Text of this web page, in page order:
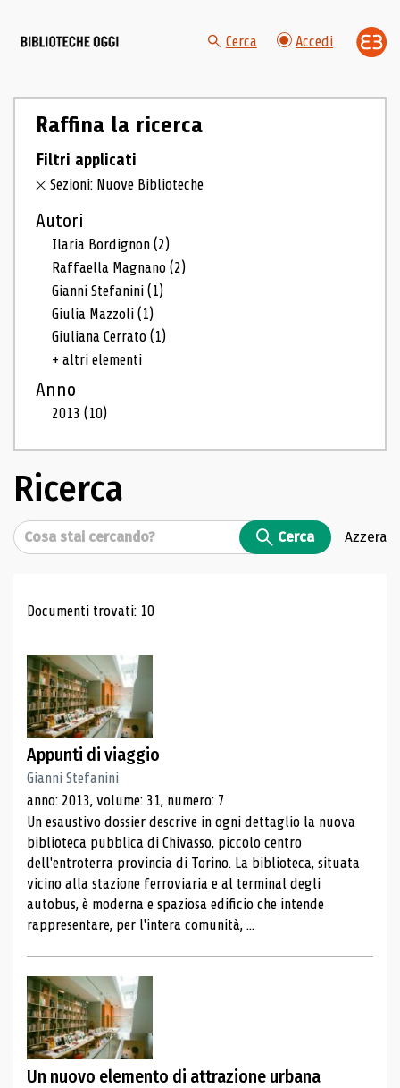
Cerca Accedi
Raffina la ricerca
Filtri applicati
Sezioni: Nuove Biblioteche
Autori
Ilaria Bordignon(2)
Raffaella Magnano(2)
Gianni Stefanini(1)
Giulia Mazzoli(1)
Giuliana Cerrato(1)
+ altri elementi
Anno
2013(10)
Ricerca
Cerca Cerca Azzera
Risultati di ricerca
Documenti trovati: 10
Appunti di viaggio
Gianni Stefanini
anno: 2013, volume: 31, numero: 7
Un esaustivo dossier descrive in ogni dettaglio la nuova
biblioteca pubblica di Chivasso, piccolo centro
dell'entroterra provincia di Torino. La biblioteca, situata
vicino alla stazione ferroviaria e al terminal degli
autobus, è moderna e spaziosa edificio che intende
rappresentare, per l'intera comunità, ...
Un nuovo elemento di attrazione urbana